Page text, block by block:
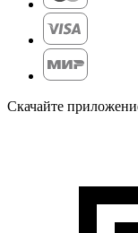
Скачайте